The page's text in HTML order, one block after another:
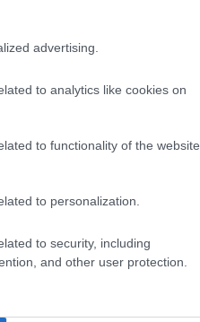
advertising.
to analytics like cookies on
to functionality of the website
to personalization.
to security, including
and other user protection.